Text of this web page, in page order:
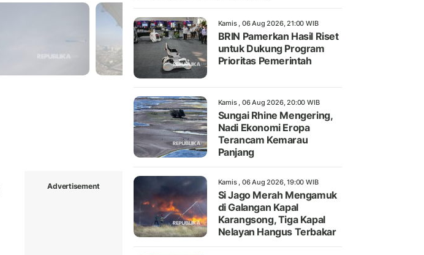
Advertisement
Kamis , 06 Aug 2026, 21:00 WIB
BRIN Pamerkan Hasil Riset
untuk Dukung Program
Prioritas Pemerintah
Kamis , 06 Aug 2026, 20:00 WIB
Sungai Rhine Mengering,
Nadi Ekonomi Eropa
Terancam Kemarau
Panjang
Kamis , 06 Aug 2026, 19:00 WIB
Si Jago Merah Mengamuk
di Galangan Kapal
Karangsong, Tiga Kapal
Nelayan Hangus Terbakar